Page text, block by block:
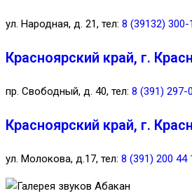
ул. Народная, д. 21, тел: 8 (39132) 300-
Красноярский край, г.
пр. Свободный, д. 40, тел: 8 (391) 297-
Красноярский край, г.
ул. Молокова, д.17, тел: 8 (391) 200 44